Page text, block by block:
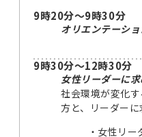
9時20分～9時30分
オリエンテーシ
9時30分～12時30分
女性リーダーに
社会環境が変化
方と、リーダーに
女性リー